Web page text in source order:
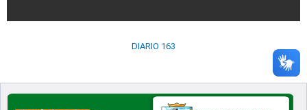
DIARIO 163